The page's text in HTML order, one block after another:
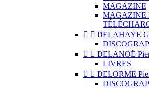
MAGAZINE
MAGAZINE
  DELAHAYE
  DELANOË
LIVRES
  DELORME